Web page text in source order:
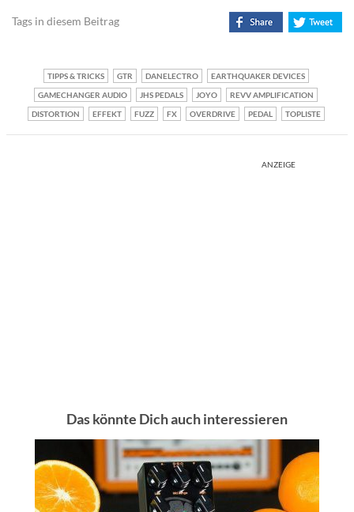
Tags in diesem Beitrag
TIPPS & TRICKS GTR DANELECTRO
EARTHQUAKER DEVICES
GAMECHANGER AUDIO
JHS PEDALS JOYO
REVV AMPLIFICATION
DISTORTION
EFFEKT FUZZ FX OVERDRIVE PEDAL TOPLISTE
ANZEIGE
Das könnte Dich auch interessieren